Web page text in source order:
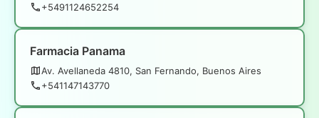
+5491124652254
Farmacia Panama
Av. Avellaneda 4810, San Fernando, Buenos Aires
+541147143770